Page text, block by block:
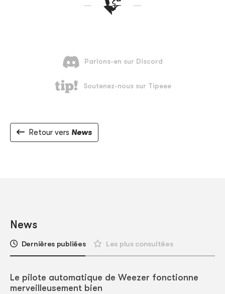
Retour vers News
News
Dernières publiées Les plus consultées
Le pilote automatique de Weezer fonctionne
merveilleusement bien